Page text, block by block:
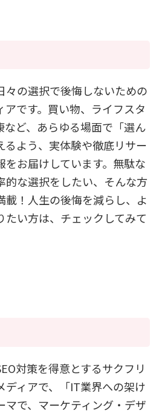
々の選択で後悔しないための
です。買い物、ライフスタ
など、あらゆる場面で「選ん
るよう、実体験や徹底リサー
をお届けしています。無駄な
的な選択をしたい、そんな方
載！人生の後悔を減らし、よ
たい方は、チェックしてみて
対策を得意とするサクフリ
ディアで、「IT業界への架け
マで、マーケティング・デザ